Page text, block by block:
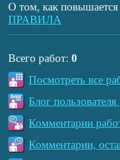
О том, как повышается
ПРАВИЛА
Всего работ: 0
Посмотреть все
Блог
Комментарии
Комментарии,